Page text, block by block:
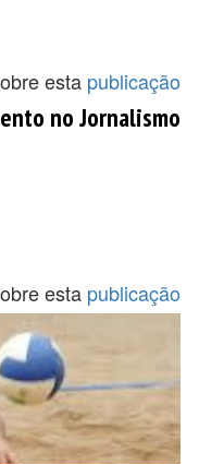
esta publicação
no Jornalismo
esta publicação